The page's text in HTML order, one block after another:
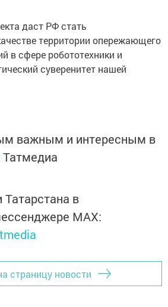
даст РФ стать
территории опережающего
в сфере робототехники и
суверенитет нашей
важным и интересным в
Татмедиа
Татарстана в
MАХ:
страницу новости